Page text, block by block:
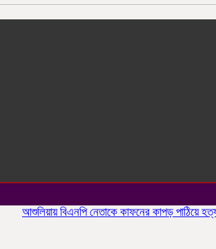
আশুলিয়ায় বিএনপি নেতাকে কাফনের কাপড় পাঠিয়ে হত্যার